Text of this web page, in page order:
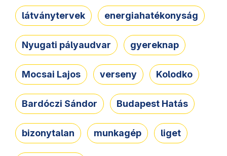
látványtervek energiahatékonyság
Nyugati pályaudvar gyereknap
Mocsai Lajos verseny Kolodko
Bardóczi Sándor Budapest Hatás
bizonytalan munkagép liget